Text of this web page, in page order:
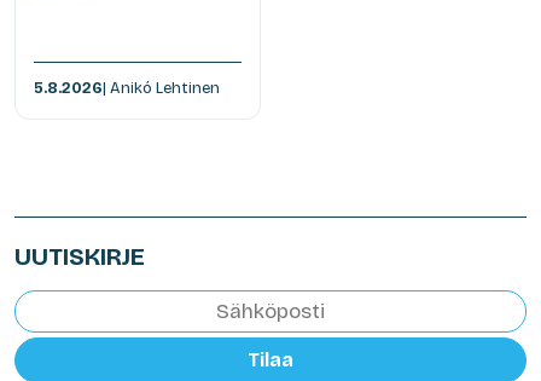
5.8.2026| Anikó Lehtinen
UUTISKIRJE
Tilaa